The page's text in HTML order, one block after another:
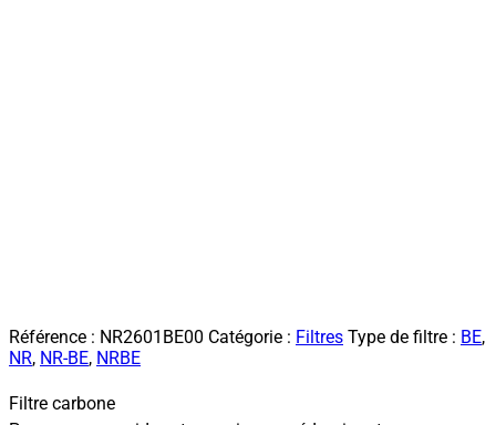
Référence : NR2601BE00 Catégorie : Filtres Type de filtre : BE,
NR, NR-BE, NRBE
Filtre carbone